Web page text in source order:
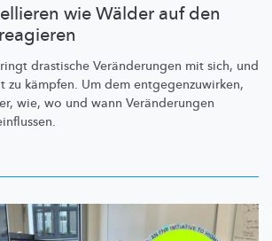
wie Wälder auf den
drastische Veränderungen mit sich, und
zu kämpfen. Um dem entgegenzuwirken,
wie, wo und wann Veränderungen